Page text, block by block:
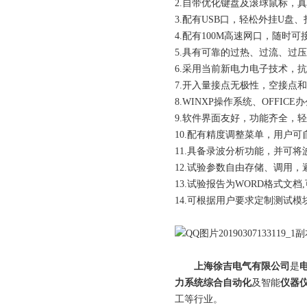
2.自带优化键盘及滚球鼠标，
3.配有USB口，轻松外挂U盘
4.配有100M高速网口，随时可
5.具有可靠的过热、过流、过
6.采用当前新电力电子技术，
7.开入量接点无极性，空接点
8.WINXP操作系统、OFFICE
9.软件界面友好，功能齐全，
10.配有精度调整菜单，用户可
11.具备录波分析功能，并可
12.试验参数自由存储、调用
13.试验报告为WORD格式文
14.可根据用户要求定制测试模
上海徐吉电气有限公司 是
力系统综合自动化及智能仪器
工等行业。